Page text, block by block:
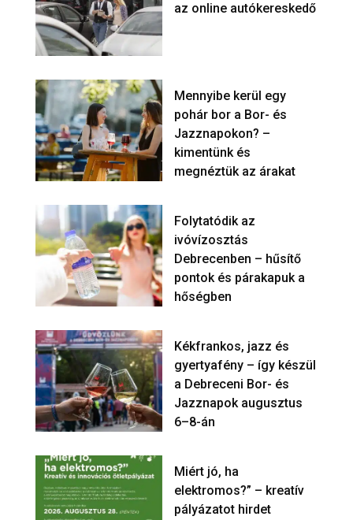
az online autókereskedő
Mennyibe kerül egy
pohár bor a Bor- és
Jazznapokon? –
kimentünk és
megnéztük az árakat
Folytatódik az
ivóvízosztás
Debrecenben – hűsítő
pontok és párakapuk a
hőségben
Kékfrankos, jazz és
gyertyafény – így készül
a Debreceni Bor- és
Jazznapok augusztus
6–8-án
Miért jó, ha
elektromos?” – kreatív
pályázatot hirdet